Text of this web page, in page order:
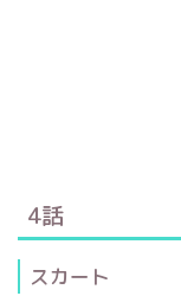
4話
スカート